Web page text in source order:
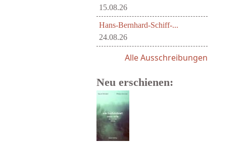
15.08.26
Hans-Bernhard-Schiff-...
24.08.26
Alle Ausschreibungen
Neu erschienen: